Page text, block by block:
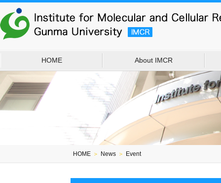
HOME About IMCR
HOME ＞ News ＞ Event